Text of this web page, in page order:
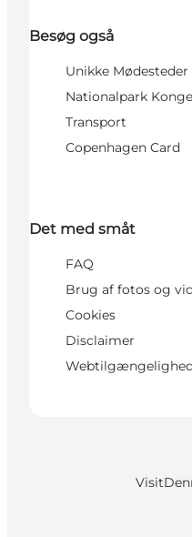
Besøg også
Unikke Mødesteder
Nationalpark
Transport
Copenhagen Card
Det med småt
FAQ
Brug af fotos og
Cookies
Disclaimer